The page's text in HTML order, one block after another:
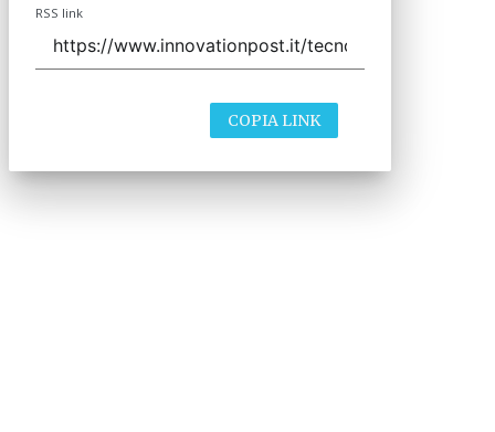
RSS link
COPIA LINK